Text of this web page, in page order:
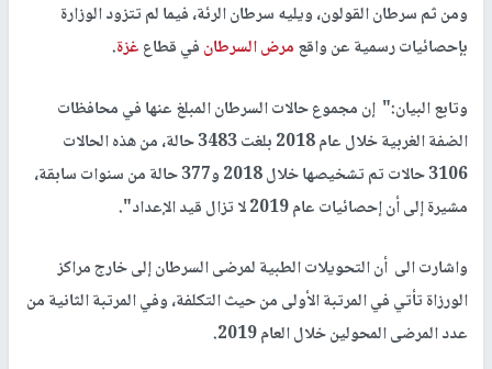
ومن ثم سرطان القولون، ويليه سرطان الرئة، فيما لم تتزود الوزارة
بإحصائيات رسمية عن واقعمرض السرطانفي قطاعغزة.
وتابع البيان:" إن مجموع حالات السرطان المبلغ عنها في محافظات
الضفة الغربية خلال عام 2018 بلغت 3483 حالة، من هذه الحالات
3106 حالات تم تشخيصها خلال 2018 و377 حالة من سنوات سابقة،
مشيرة إلى أن إحصائيات عام 2019 لا تزال قيد الإعداد".
واشارت الى أن التحويلات الطبية لمرضى السرطان إلى خارج مراكز
الورزاة تأتي في المرتبة الأولى من حيث التكلفة، وفي المرتبة الثانية من
عدد المرضى المحولين خلال العام 2019.